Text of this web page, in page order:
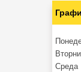
Среда